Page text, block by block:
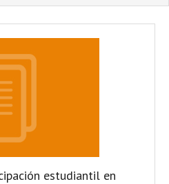
estudiantil en